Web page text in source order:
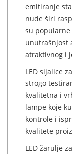
emitiranje
nude širi
su popularne
unutrašnjost
atraktivnog i
LED sijalice
strogo
kvalitetna i
lampe koje
kontrole i
kvalitete
LED žarulje